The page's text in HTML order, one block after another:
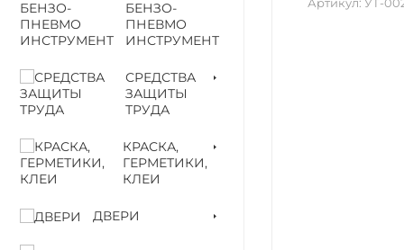
БЕНЗО-
ПНЕВМО
ИНСТРУМЕНТ
СРЕДСТВА
ЗАЩИТЫ
ТРУДА
КРАСКА,
ГЕРМЕТИКИ,
КЛЕИ
ДВЕРИ